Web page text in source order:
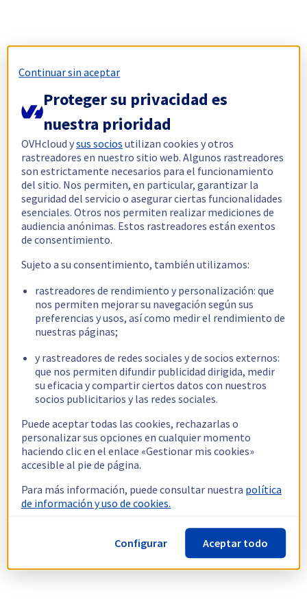
Continuar sin aceptar
Proteger su privacidad es
nuestra prioridad
OVHcloud ysus socios utilizan cookies y otros
rastreadores en nuestro sitio web. Algunos rastreadores
son estrictamente necesarios para el funcionamiento
del sitio. Nos permiten, en particular, garantizar la
seguridad del servicio o asegurar ciertas funcionalidades
esenciales. Otros nos permiten realizar mediciones de
audiencia anónimas. Estos rastreadores están exentos
de consentimiento.
Sujeto a su consentimiento, también utilizamos:
rastreadores de rendimiento y personalización: que
nos permiten mejorar su navegación según sus
preferencias y usos, así como medir el rendimiento de
nuestras páginas;
y rastreadores de redes sociales y de socios externos:
que nos permiten difundir publicidad dirigida, medir
su eficacia y compartir ciertos datos con nuestros
socios publicitarios y las redes sociales.
Puede aceptar todas las cookies, rechazarlas o
personalizar sus opciones en cualquier momento
haciendo clic en el enlace «Gestionar mis cookies»
accesible al pie de página.
Para más información, puede consultar nuestra política
de información y uso de cookies.
Configurar Aceptar todo